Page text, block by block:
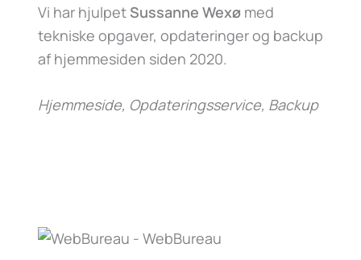
Vi har hjulpet Sussanne Wexø med
tekniske opgaver, opdateringer og backup
af hjemmesiden siden 2020.
Hjemmeside, Opdateringsservice, Backup